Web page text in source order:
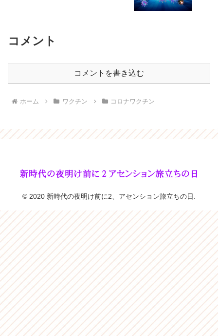
コメント
コメントを書き込む
ホーム ワクチン コロナワクチン
© 2020 新時代の夜明け前に2、アセンション旅立ちの日.